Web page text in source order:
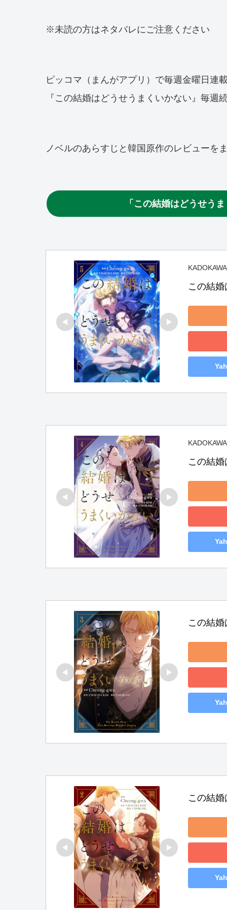
※未読の方はネタバレにご注意ください
ピッコマ（まんがアプリ）で毎週金曜日連
『この結婚はどうせうまくいかない』毎
ノベルのあらすじと韓国原作のレビューを
「この結婚はどうせう
KADOKAWA
この結
KADOKAWA
この結
この結
この結